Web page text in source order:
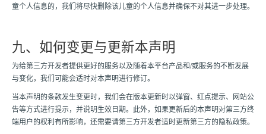
童个人信息的，我们将尽快删除该儿童的个人信息并确保不对其进一步处理。
九、如何变更与更新本声明
为给第三方开发者提供更好的服务以及随着本平台产品和/或服务的不断发展
与变化，我们可能会适时对本声明进行修订。
当本声明的条款发生变更时，我们会在版本更新时以弹窗、红点提示、网站公
告等方式进行提示，并说明生效日期。此外，如果更新后的本声明对第三方终
端用户的权利有所影响，还需要请第三方开发者适时更新第三方的隐私政策。